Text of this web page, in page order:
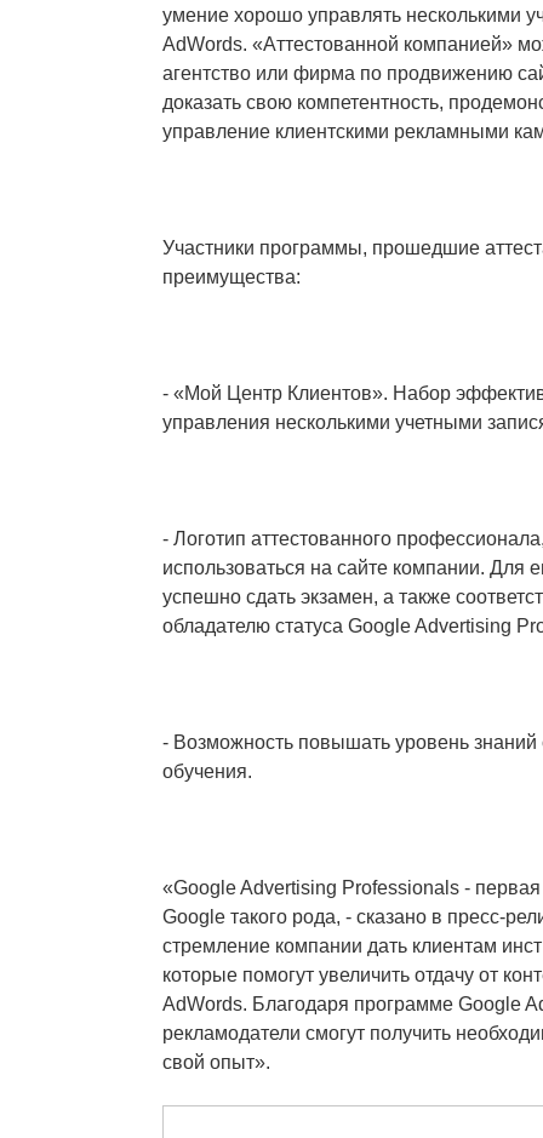
умение хорошо управлять несколькими
AdWords. «Аттестованной компанией»
агентство или фирма по продвижению
доказать свою компетентность,
управление клиентскими рекламными
Участники программы, прошедшие
преимущества:
- «Мой Центр Клиентов». Набор
управления несколькими учетными
- Логотип аттестованного
использоваться на сайте компании. Для
успешно сдать экзамен, а также
обладателю статуса Google Advertising
- Возможность повышать уровень
обучения.
«Google Advertising Professionals -
Google такого рода, - сказано в пресс-
стремление компании дать клиентам
которые помогут увеличить отдачу от
AdWords. Благодаря программе Google
рекламодатели смогут получить
свой опыт».